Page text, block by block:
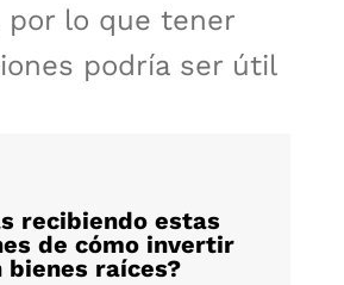
por lo que tener
podría ser útil
recibiendo estas
de cómo invertir
bienes raíces?